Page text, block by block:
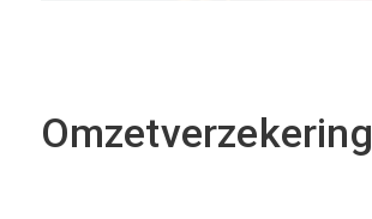
Omzetverzekering